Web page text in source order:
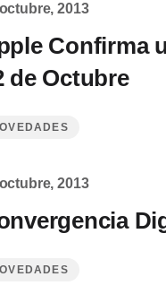
2013
Confirma
de Octubre
2013